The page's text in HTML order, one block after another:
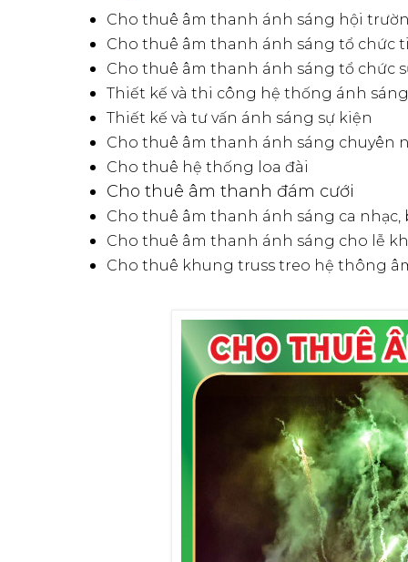
Cho thuê âm thanh ánh sáng hội
Cho thuê âm thanh ánh sáng tổ chức
Cho thuê âm thanh ánh sáng tổ chức
Thiết kế và thi công hệ thống ánh sáng
Thiết kế và tư vấn ánh sáng sự kiện
Cho thuê âm thanh ánh sáng chuyên
Cho thuê hệ thống loa đài
Cho thuê âm thanh đám cưới
Cho thuê âm thanh ánh sáng ca nhạc,
Cho thuê âm thanh ánh sáng cho lễ
Cho thuê khung truss treo hệ thông